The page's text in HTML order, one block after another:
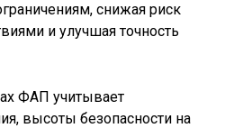
снижая риск
и улучшая точность
ФАП учитывает
высоты безопасности на